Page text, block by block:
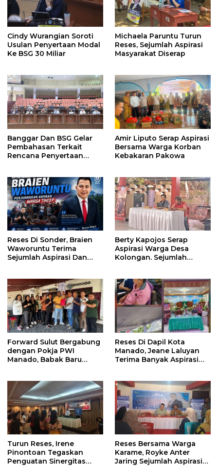
Cindy Wurangian Soroti
Usulan Penyertaan Modal
Ke BSG 30 Miliar
Michaela Paruntu Turun
Reses, Sejumlah Aspirasi
Masyarakat Diserap
Banggar Dan BSG Gelar
Pembahasan Terkait
Rencana Penyertaan
Amir Liputo Serap Aspirasi
Bersama Warga Korban
Kebakaran Pakowa
Reses Di Sonder, Braien
Waworuntu Terima
Sejumlah Aspirasi Dan
Berty Kapojos Serap
Aspirasi Warga Desa
Kolongan. Sejumlah
Forward Sulut Bergabung
dengan Pokja PWI
Manado, Babak Baru
Reses Di Dapil Kota
Manado, Jeane Laluyan
Terima Banyak Aspirasi
Turun Reses, Irene
Pinontoan Tegaskan
Penguatan Sinergitas
Reses Bersama Warga
Karame, Royke Anter
Jaring Sejumlah Aspirasi